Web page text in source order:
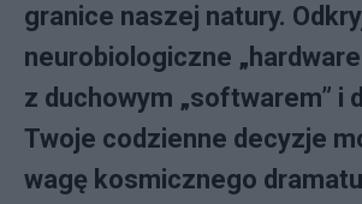
granice naszej natury.
neurobiologiczne
z duchowym „softwarem” i
Twoje codzienne decyzje
wagę kosmicznego